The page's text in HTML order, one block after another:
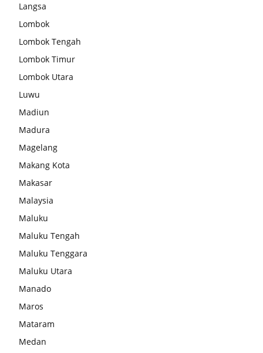
Langsa
Lombok
Lombok Tengah
Lombok Timur
Lombok Utara
Luwu
Madiun
Madura
Magelang
Makang Kota
Makasar
Malaysia
Maluku
Maluku Tengah
Maluku Tenggara
Maluku Utara
Manado
Maros
Mataram
Medan